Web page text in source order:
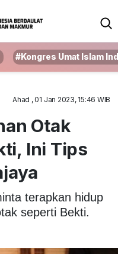
#Kongres Umat Islam
Ahad , 01 Jan 2023, 15:46 WIB
Otak
Ini Tips
terapkan hidup
seperti Bekti.